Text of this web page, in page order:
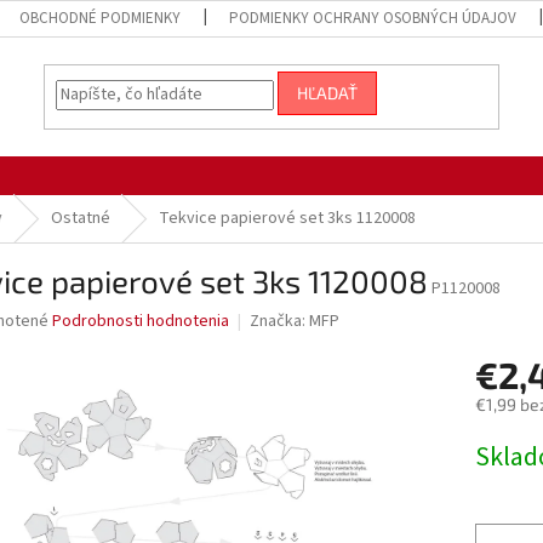
OBCHODNÉ PODMIENKY PODMIENKY OCHRANY OSOBNÝCH ÚDAJOV
HĽADAŤ
Ostatné Tekvice papierové set 3ks 1120008
papierové set 3ks 1120008 P1120008
Podrobnosti hodnotenia Značka: MFP
€1,99
cena: